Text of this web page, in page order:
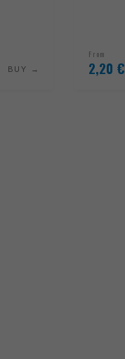
BUY
From
2,20 €